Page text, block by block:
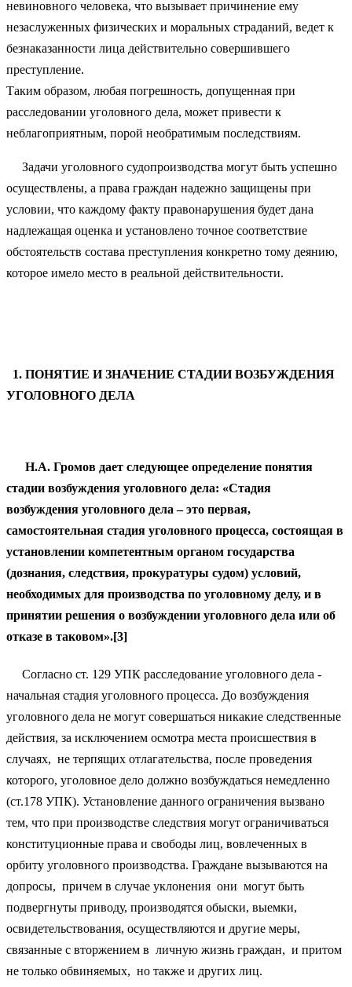
невиновного человека, что вызывает причинение ему
незаслуженных физических и моральных страданий, ведет к
безнаказанности лица действительно совершившего
преступление.
Таким образом, любая погрешность, допущенная при
расследовании уголовного дела, может привести к
неблагоприятным, порой необратимым последствиям.
Задачи уголовного судопроизводства могут быть успешно
осуществлены, а права граждан надежно защищены при
условии, что каждому факту правонарушения будет дана
надлежащая оценка и установлено точное соответствие
обстоятельств состава преступления конкретно тому деянию,
которое имело место в реальной действительности.
1. ПОНЯТИЕ И ЗНАЧЕНИЕ СТАДИИ ВОЗБУЖДЕНИЯ
УГОЛОВНОГО ДЕЛА
Н.А. Громов дает следующее определение понятия
стадии возбуждения уголовного дела: «Стадия
возбуждения уголовного дела – это первая,
самостоятельная стадия уголовного процесса, состоящая в
установлении компетентным органом государства
(дознания, следствия, прокуратуры судом) условий,
необходимых для производства по уголовному делу, и в
принятии решения о возбуждении уголовного дела или об
отказе в таковом».[3]
Согласно ст. 129 УПК расследование уголовного дела -
начальная стадия уголовного процесса. До возбуждения
уголовного дела не могут совершаться никакие следственные
действия, за исключением осмотра места происшествия в
случаях, не терпящих отлагательства, после проведения
которого, уголовное дело должно возбуждаться немедленно
(ст.178 УПК). Установление данного ограничения вызвано
тем, что при производстве следствия могут ограничиваться
конституционные права и свободы лиц, вовлеченных в
орбиту уголовного производства. Граждане вызываются на
допросы, причем в случае уклонения они могут быть
подвергнуты приводу, производятся обыски, выемки,
освидетельствования, осуществляются и другие меры,
связанные с вторжением в личную жизнь граждан, и притом
не только обвиняемых, но также и других лиц.